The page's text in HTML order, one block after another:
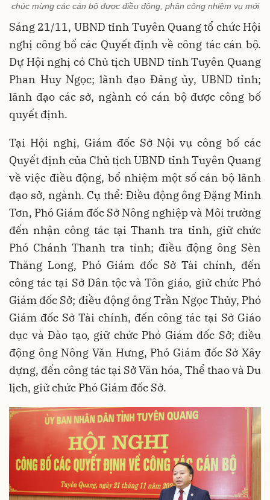
chúc mừng các cán bộ được điều động, phân công nhiệm vụ mới
Sáng 21/11, UBND tỉnh Tuyên Quang tổ chức Hội
nghị công bố các Quyết định về công tác cán bộ.
Dự Hội nghị có Chủ tịch UBND tỉnh Tuyên Quang
Phan Huy Ngọc; lãnh đạo Đảng ủy, UBND tỉnh;
lãnh đạo các sở, ngành có cán bộ được công bố
quyết định.
Tại Hội nghị, Giám đốc Sở Nội vụ công bố các
Quyết định của Chủ tịch UBND tỉnh Tuyên Quang
về việc điều động, bổ nhiệm một số cán bộ lãnh
đạo sở, ngành. Cụ thể: Điều động ông Đặng Minh
Tơn, Phó Giám đốc Sở Nông nghiệp và Môi trường
đến nhận công tác tại Thanh tra tỉnh, giữ chức
Phó Chánh Thanh tra tỉnh; điều động ông Sèn
Thăng Long, Phó Giám đốc Sở Tài chính, đến
công tác tại Sở Dân tộc và Tôn giáo, giữ chức Phó
Giám đốc Sở; điều động ông Trần Ngọc Thủy, Phó
Giám đốc Sở Tài chính, đến công tác tại Sở Giáo
dục và Đào tạo, giữ chức Phó Giám đốc Sở; điều
động ông Nông Văn Hưng, Phó Giám đốc Sở Xây
dựng, đến công tác tại Sở Văn hóa, Thể thao và Du
lịch, giữ chức Phó Giám đốc Sở.